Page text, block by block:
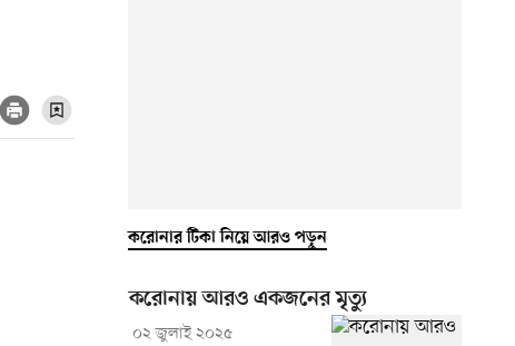
করোনার টিকা নিয়ে আরও পড়ুন
করোনায় আরও একজনের মৃত্যু
০২ জুলাই ২০২৫